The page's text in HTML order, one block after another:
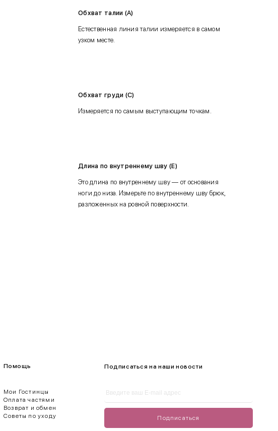
Обхват талии (A)
Естественная линия талии измеряется в самом
узком месте.
Обхват груди (C)
Измеряется по самым выступающим точкам.
Длина по внутреннему шву (E)
Это длина по внутреннему шву — от основания
ноги до низа. Измерьте по внутреннему шву брюк,
разложенных на ровной поверхности.
Помощь
Мои Гостинцы
Оплата частями
Возврат и обмен
Советы по уходу
Подписаться на наши новости
Подписаться